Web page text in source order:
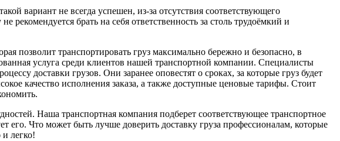
вариант не всегда успешен, из-за отсутствия соответствующего
рекомендуется брать на себя ответственность за столь трудоёмкий и
позволит транспортировать груз максимально бережно и безопасно, в
услуга среди клиентов нашей транспортной компании. Специалисты
доставки грузов. Они заранее оповестят о сроках, за которые груз будет
качество исполнения заказа, а также доступные ценовые тарифы. Стоит
Наша транспортная компания подберет соответствующее транспортное
его. Что может быть лучше доверить доставку груза профессионалам, которые
и легко!